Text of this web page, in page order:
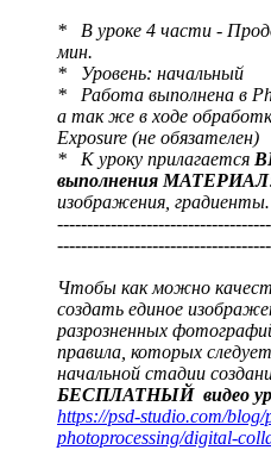
* В уроке 4 части -
мин.
* Уровень: начальный
* Работа выполнена в
а так же в ходе
Exposure (не обязателен)
* К уроку прилагается
выполнения МАТЕРИАЛ:
изображения,
Чтобы как можно
создать единое
разрозненных
правила, которых
начальной стадии
БЕСПЛАТНЫЙ видео
https://psd-studio.com/blog/
photoprocessing/digital-